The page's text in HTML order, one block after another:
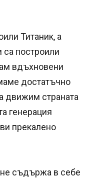
Титаник, а
построили
вдъхновени
достатъчно
движим страната
генерация
прекалено
съдържа в себе